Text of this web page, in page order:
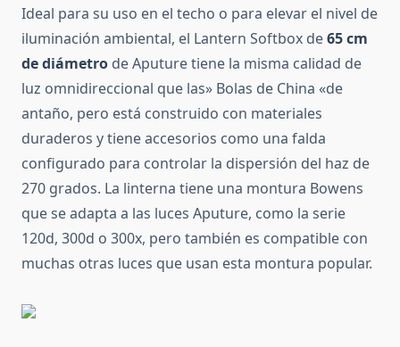
Ideal para su uso en el techo o para elevar el nivel de
iluminación ambiental, el Lantern Softbox de65 cm
de diámetro de Aputure tiene la misma calidad de
luz omnidireccional que las» Bolas de China «de
antaño, pero está construido con materiales
duraderos y tiene accesorios como una falda
configurado para controlar la dispersión del haz de
270 grados. La linterna tiene una montura Bowens
que se adapta a las luces Aputure, como la serie
120d, 300d o 300x, pero también es compatible con
muchas otras luces que usan esta montura popular.